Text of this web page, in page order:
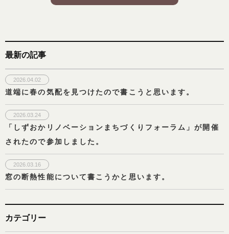
最新の記事
2026.04.02
道端に春の気配を見つけたので書こうと思います。
2026.03.24
「しずおかリノベーションまちづくりフォーラム」が開催
されたので参加しました。
2026.03.16
窓の断熱性能について書こうかと思います。
カテゴリー